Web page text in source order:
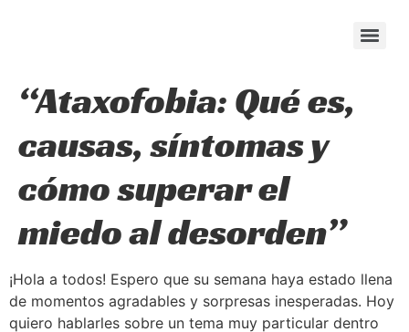
“Ataxofobia: Qué es,
causas, síntomas y
cómo superar el
miedo al desorden”
¡Hola a todos! Espero que su semana haya estado llena
de momentos agradables y sorpresas inesperadas. Hoy
quiero hablarles sobre un tema muy particular dentro